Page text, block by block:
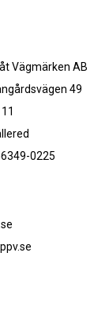
Vägmärken AB
49
0225